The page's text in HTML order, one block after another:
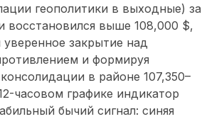
геополитики в выходные) за
восстановился выше 108,000 $,
закрытие над
и формируя
в районе 107,350–
часовом графике индикатор
бычий сигнал: синяя